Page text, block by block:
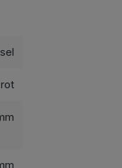
rot